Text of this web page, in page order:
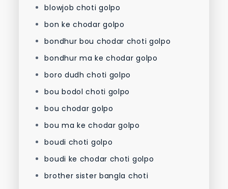
blowjob choti golpo
bon ke chodar golpo
bondhur bou chodar choti golpo
bondhur ma ke chodar golpo
boro dudh choti golpo
bou bodol choti golpo
bou chodar golpo
bou ma ke chodar golpo
boudi choti golpo
boudi ke chodar choti golpo
brother sister bangla choti